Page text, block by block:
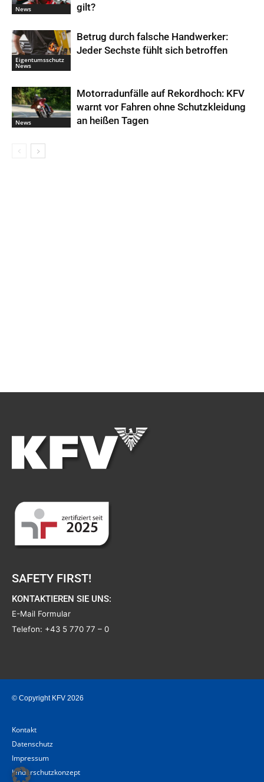
News
gilt?
Eigentumsschutz
News
Betrug durch falsche Handwerker:
Jeder Sechste fühlt sich betroffen
News
Motorradunfälle auf Rekordhoch: KFV
warnt vor Fahren ohne Schutzkleidung
an heißen Tagen
SAFETY FIRST!
KONTAKTIEREN SIE UNS:
E-Mail Formular
Telefon: +43 5 770 77 – 0
© Copyright KFV 2026
Kontakt
Datenschutz
Impressum
Kinderschutzkonzept